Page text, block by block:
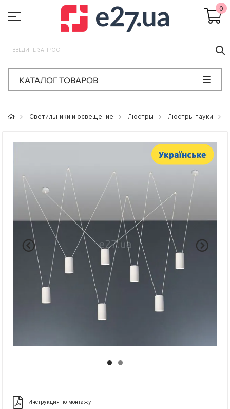
0
КАТАЛОГ ТОВАРОВ
Светильники и освещение Люстры Люстры пауки
Инструкция по монтажу